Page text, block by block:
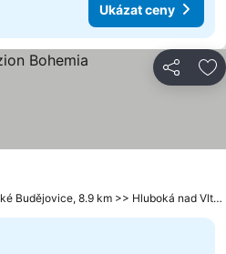
Ukázat ceny
Sdílet
České Budějovice, 8.9 km >> Hluboká nad Vltavou